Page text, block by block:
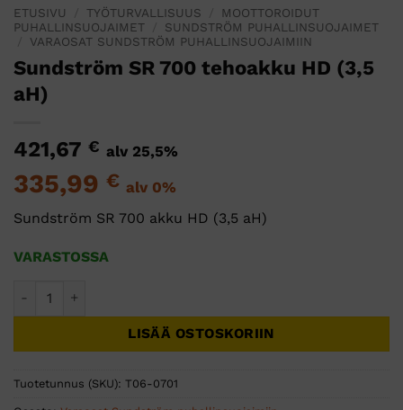
ETUSIVU TYÖTURVALLISUUS
MOOTTOROIDUT
PUHALLINSUOJAIMET
SUNDSTRÖM PUHALLINSUOJAIMET
VARAOSAT SUNDSTRÖM PUHALLINSUOJAIMIIN
Sundström SR 700 tehoakku HD (3,5
aH)
421,67 € alv 25,5%
335,99 € alv 0%
Sundström SR 700 akku HD (3,5 aH)
VARASTOSSA
LISÄÄ OSTOSKORIIN
Tuotetunnus (SKU): T06-0701